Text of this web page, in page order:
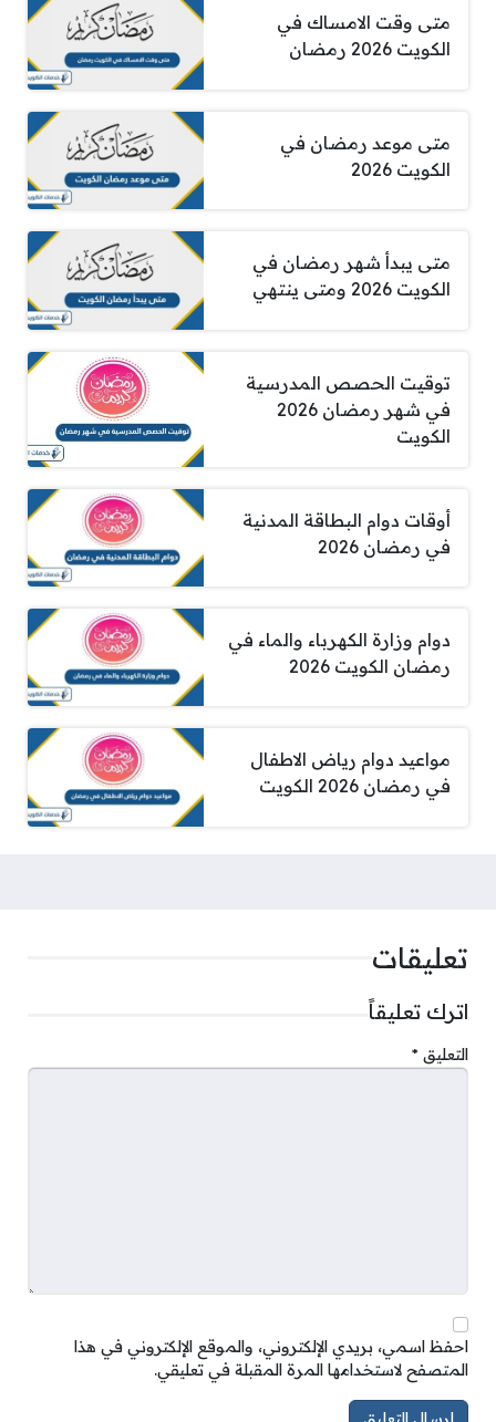
متى وقت الامساك في
الكويت 2026 رمضان
متى موعد رمضان في
الكويت 2026
متى يبدأ شهر رمضان في
الكويت 2026 ومتى ينتهي
توقيت الحصص المدرسية
في شهر رمضان 2026
الكويت
أوقات دوام البطاقة المدنية
في رمضان 2026
دوام وزارة الكهرباء والماء في
رمضان الكويت 2026
مواعيد دوام رياض الاطفال
في رمضان 2026 الكويت
تعليقات
اترك تعليقاً
التعليق *
احفظ اسمي، بريدي الإلكتروني، والموقع الإلكتروني في هذا
المتصفح لاستخدامها المرة المقبلة في تعليقي.